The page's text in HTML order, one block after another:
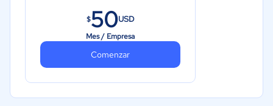
$50USD
Mes / Empresa
Comenzar